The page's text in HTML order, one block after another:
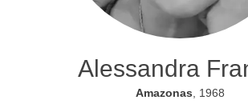
Alessandra
Amazonas, 1968